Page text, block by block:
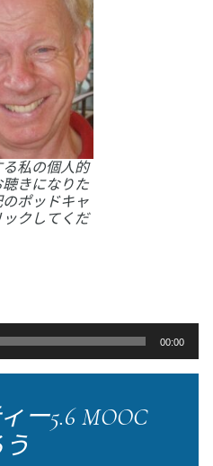
私の個人的
きになりた
ポッドキャ
クしてくだ
00:00
ー5.6 MOOC